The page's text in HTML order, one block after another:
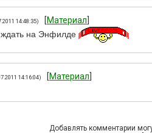
14:48:35) [Материал
на Энфилде
14:16:04) [Материал
Добавлять комментарии